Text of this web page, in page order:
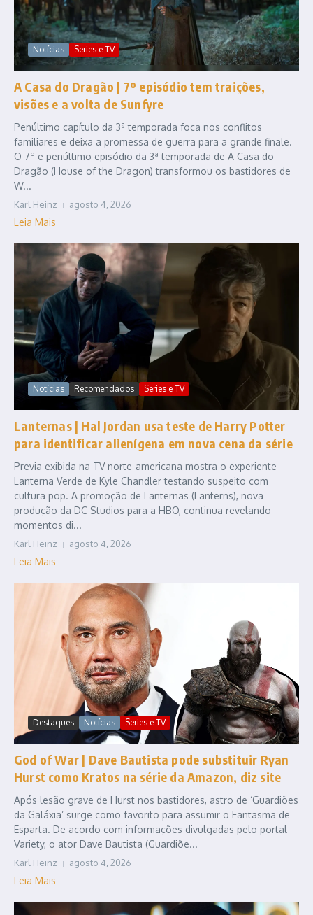
Notícias Series e TV
A Casa do Dragão | 7º episódio tem traições,
visões e a volta de Sunfyre
Penúltimo capítulo da 3ª temporada foca nos conflitos
familiares e deixa a promessa de guerra para a grande finale.
O 7º e penúltimo episódio da 3ª temporada de A Casa do
Dragão (House of the Dragon) transformou os bastidores de
W...
Karl Heinz agosto 4, 2026
Leia Mais
Notícias Recomendados Series e TV
Lanternas | Hal Jordan usa teste de Harry Potter
para identificar alienígena em nova cena da série
Previa exibida na TV norte-americana mostra o experiente
Lanterna Verde de Kyle Chandler testando suspeito com
cultura pop. A promoção de Lanternas (Lanterns), nova
produção da DC Studios para a HBO, continua revelando
momentos di...
Karl Heinz agosto 4, 2026
Leia Mais
Destaques Notícias Series e TV
God of War | Dave Bautista pode substituir Ryan
Hurst como Kratos na série da Amazon, diz site
Após lesão grave de Hurst nos bastidores, astro de ‘Guardiões
da Galáxia’ surge como favorito para assumir o Fantasma de
Esparta. De acordo com informações divulgadas pelo portal
Variety, o ator Dave Bautista (Guardiõe...
Karl Heinz agosto 4, 2026
Leia Mais